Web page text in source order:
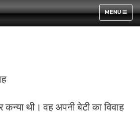
TOGGLE
NAVIGATION
MENU
थी। वह अपनी बेटी का विवाह